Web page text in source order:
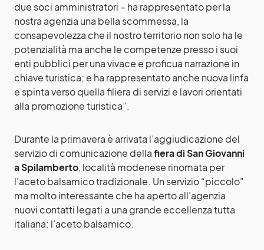
due soci amministratori – ha rappresentato per la
nostra agenzia una bella scommessa, la
consapevolezza che il nostro territorio non solo ha le
potenzialità ma anche le competenze presso i suoi
enti pubblici per una vivace e proficua narrazione in
chiave turistica; e ha rappresentato anche nuova linfa
e spinta verso quella filiera di servizi e lavori orientati
alla promozione turistica”.
Durante la primavera è arrivata l’aggiudicazione del
servizio di comunicazione dellafiera di San Giovanni
a Spilamberto, località modenese rinomata per
l’aceto balsamico tradizionale. Un servizio “piccolo”
ma molto interessante che ha aperto all’agenzia
nuovi contatti legati a una grande eccellenza tutta
italiana: l’aceto balsamico.